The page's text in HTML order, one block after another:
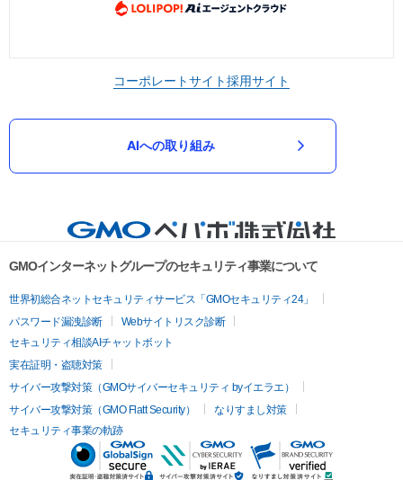
コーポレートサイト採用サイト
AIへの取り組み
GMOインターネットグループのセキュリティ事業について
世界初総合ネットセキュリティサービス「GMOセキュリティ24」
パスワード漏洩診断
Webサイトリスク診断
セキュリティ相談AIチャットボット
実在証明・盗聴対策
サイバー攻撃対策（GMOサイバーセキュリティ byイエラエ）
サイバー攻撃対策（GMO Flatt Security）
なりすまし対策
セキュリティ事業の軌跡